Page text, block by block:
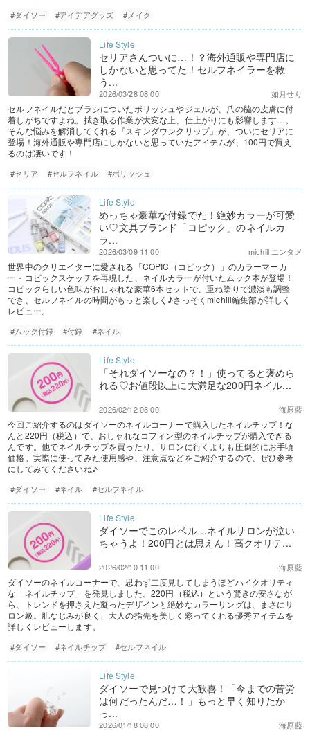
#ダイソー #アイデアグッズ #メイク
セリアさんついに…！？海外通販や専門店に
しかないと思ってた！セルフネイラーを救
う...
如月せり
2026/03/28 08:00
セルフネイルだとブラシについたポリッシュやジェルが、爪の脇の皮膚に付
着しがちですよね。拭き取る作業が大変な上、仕上がりにも影響します…。
そんな悩みを解消してくれる『スキンダウンクリップ』が、ついにセリアに
登場！海外通販や専門店にしかないと思っていたアイテムが、100円で買え
るのは凄いです！
#セリア #セルフネイル #ポリッシュ
めっちゃ豪華な付録でた！絶妙カラーが可愛
い♡文具ブランド「コピック」のネイルカ
ラ...
michill エンタメ
2026/03/09 11:00
世界中のクリエイターに愛される「COPIC（コピック）」のカラーマーカ
ー・コピックスケッチを再現した、ネイルカラーが付いたムック本が登場！
コピックらしい色味がおしゃれな豪華6本セットで、重ね塗りで濃淡も調整
でき、セルフネイルの時間がもっと楽しく♪さっそくmichill編集部が詳しく
レビュー。
#ムック付録 #付録 #ネイル
「それダイソーなの？！」使ってると褒めら
れる♡お値段以上に大満足な200円ネイル...
海原藍
2026/02/12 08:00
今回ご紹介するのはダイソーのネイルコーナーで購入したネイルチップ！な
んと220円（税込）で、おしゃれなコフィン型のネイルチップが購入できる
んです。他でネイルチップを買ったり、サロンに行くよりも圧倒的にお手頃
価格。実際に使ってみた使用感や、注意点などをご紹介するので、ぜひ参考
にしてみてくださいね♪
#ダイソー #ネイル #セルフネイル
ダイソーでこのレベル…ネイルサロンが泣い
ちゃうよ！200円とは思えん！高クオリテ...
海原藍
2026/02/10 11:00
ダイソーのネイルコーナーで、思わず二度見してしまうほどハイクオリティ
な「ネイルチップ」を発見しました。220円（税込）という驚きの安さなが
ら、トレンドを押さえた凝ったデザインと絶妙なカラーリングは、まさにサ
ロン級。肌なじみが良く、大人の指先を美しく彩ってくれる優秀アイテムを
詳しくレビューします。
#ダイソー #ネイルチップ #セルフネイル
ダイソーで見つけて大歓喜！「今までの苦労
は何だったんだ…！」もっと早く知りたか
っ...
海原藍
2026/01/18 08:00